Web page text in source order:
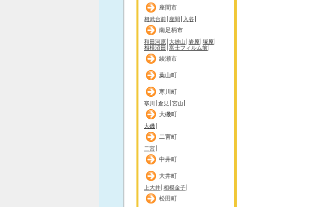
座間市
相武台前 座間 入谷
南足柄市
和田河原 大雄山 岩原 塚原
相模沼田 富士フィルム前
綾瀬市
葉山町
寒川町
寒川 倉見 宮山
大磯町
大磯
二宮町
二宮
中井町
大井町
上大井 相模金子
松田町